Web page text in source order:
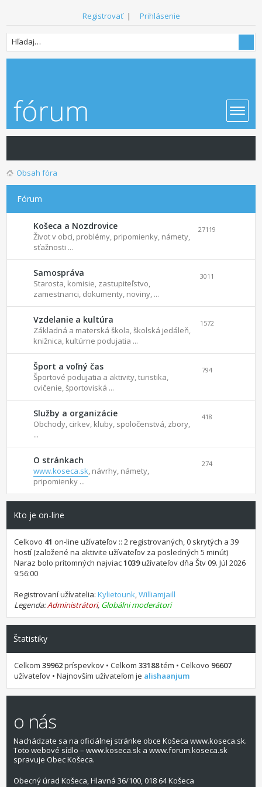
Registrovať| Prihlásenie
Obsah fóra
Fórum
Košeca a Nozdrovice
Život v obci, problémy, pripomienky, námety,
sťažnosti ...
27119
Samospráva
Starosta, komisie, zastupiteľstvo,
zamestnanci, dokumenty, noviny, ...
3011
Vzdelanie a kultúra
Základná a materská škola, školská jedáleň,
knižnica, kultúrne podujatia ...
1572
Šport a voľný čas
Športové podujatia a aktivity, turistika,
cvičenie, športoviská ...
794
Služby a organizácie
Obchody, cirkev, kluby, spoločenstvá, zbory,
...
418
O stránkach
www.koseca.sk, návrhy, námety,
pripomienky ...
274
Kto je on-line
Celkovo 41 on-line užívateľov :: 2 registrovaných, 0 skrytých a 39
hostí (založené na aktivite užívateľov za posledných 5 minút)
Naraz bolo prítomných najviac1039užívateľov dňa Štv 09. Júl 2026
9:56:00
Registrovaní užívatelia:Kylietounk,Williamjaill
Legenda:Administrátori, Globálni moderátori
Štatistiky
Celkom39962príspevkov • Celkom33188tém • Celkovo 96607
užívateľov • Najnovším užívateľom je alishaanjum
o nás
Nachádzate sa na oficiálnej stránke obce Košeca www.koseca.sk.
Toto webové sídlo – www.koseca.sk a www.forum.koseca.sk
spravuje Obec Košeca.
Obecný úrad Košeca, Hlavná 36/100, 018 64 Košeca